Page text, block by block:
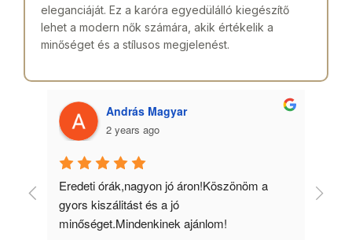
eleganciáját. Ez a karóra egyedülálló kiegészítő
lehet a modern nők számára, akik értékelik a
minőséget és a stílusos megjelenést.
András Magyar
2 years ago
Eredeti órák,nagyon jó áron!Köszönöm a
gyors kiszálitást és a jó
minőséget.Mindenkinek ajánlom!